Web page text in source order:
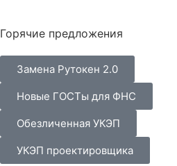
Горячие предложения
Замена Рутокен 2.0
Новые ГОСТы для ФНС
Обезличенная УКЭП
УКЭП проектировщика